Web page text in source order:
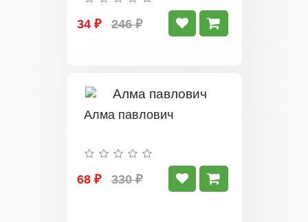
34 ₽ 246 ₽
Алма павлович
68 ₽ 330 ₽